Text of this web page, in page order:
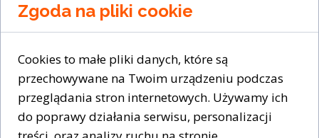
Namiot High Peak Mesos 4
grafitowo-zielony
08 maja 2024
Zgoda na pliki cookie
Cookies to małe pliki danych, które są
przechowywane na Twoim urządzeniu podczas
przeglądania stron internetowych. Używamy ich
do poprawy działania serwisu, personalizacji